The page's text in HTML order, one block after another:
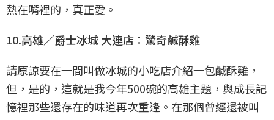
熱在嘴裡的，真正愛。
10.高雄／爵士冰城 大連店：驚奇鹹酥雞
請原諒要在一間叫做冰城的小吃店介紹一包鹹酥雞，
但，是的，這就是我今年500碗的高雄主題，與成長記
憶裡那些還存在的味道再次重逢。在那個曾經還被叫